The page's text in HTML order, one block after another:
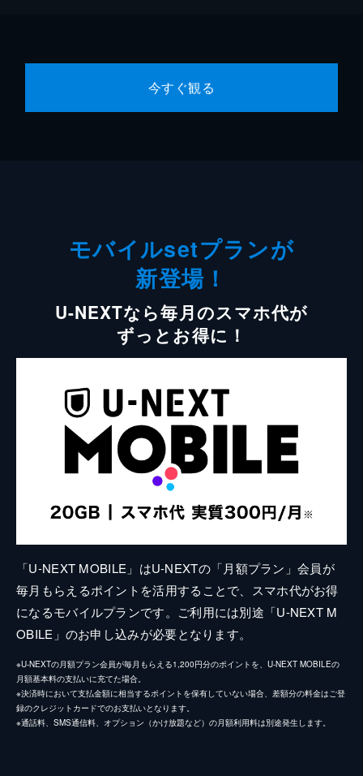
今すぐ観る
モバイルsetプランが
新登場！
U-NEXTなら毎月のスマホ代が
ずっとお得に！
「U-NEXT MOBILE」はU-NEXTの「月額プラン」会員が
毎月もらえるポイントを活用することで、スマホ代がお得
になるモバイルプランです。ご利用には別途「U-NEXT M
OBILE」のお申し込みが必要となります。
※U-NEXTの月額プラン会員が毎月もらえる1,200円分のポイントを、U-NEXT MOBILEの
月額基本料の支払いに充てた場合。
※決済時において支払金額に相当するポイントを保有していない場合、差額分の料金はご登
録のクレジットカードでのお支払いとなります。
※通話料、SMS通信料、オプション（かけ放題など）の月額利用料は別途発生します。